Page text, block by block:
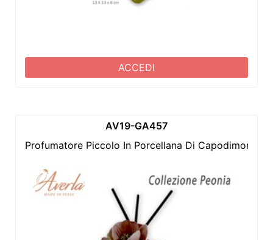
ACCEDI
AV19-GA457
Profumatore Piccolo In Porcellana Di Capodimonte